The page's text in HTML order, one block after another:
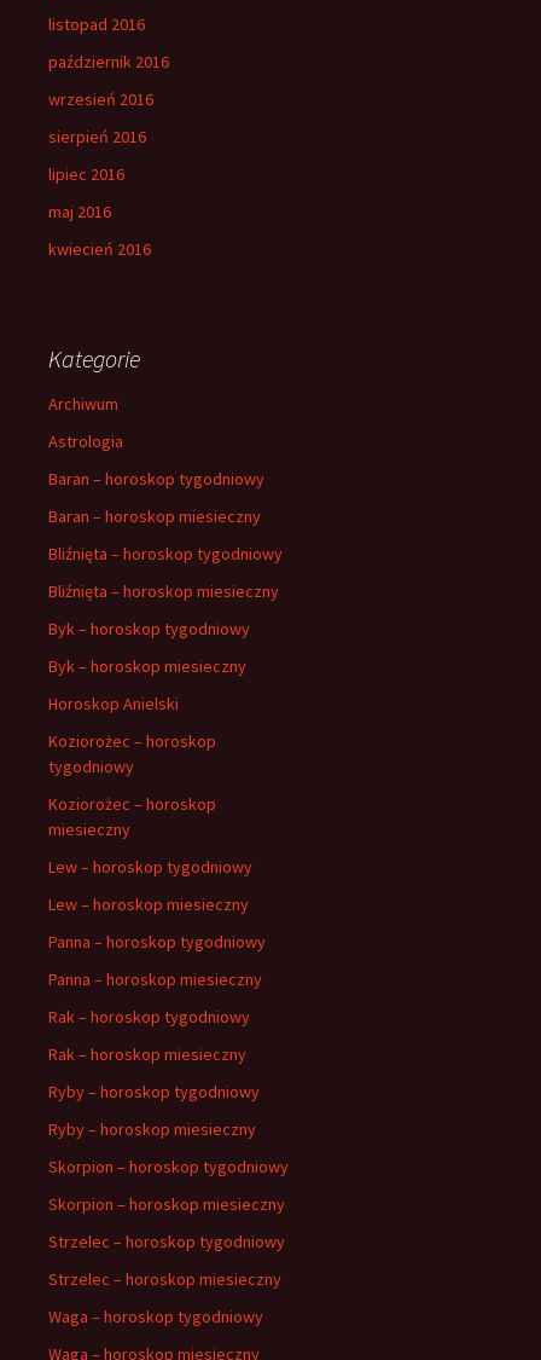
listopad 2016
październik 2016
wrzesień 2016
sierpień 2016
lipiec 2016
maj 2016
kwiecień 2016
Kategorie
Archiwum
Astrologia
Baran – horoskop tygodniowy
Baran – horoskop miesieczny
Bliźnięta – horoskop tygodniowy
Bliźnięta – horoskop miesieczny
Byk – horoskop tygodniowy
Byk – horoskop miesieczny
Horoskop Anielski
Koziorożec – horoskop
tygodniowy
Koziorożec – horoskop
miesieczny
Lew – horoskop tygodniowy
Lew – horoskop miesieczny
Panna – horoskop tygodniowy
Panna – horoskop miesieczny
Rak – horoskop tygodniowy
Rak – horoskop miesieczny
Ryby – horoskop tygodniowy
Ryby – horoskop miesieczny
Skorpion – horoskop tygodniowy
Skorpion – horoskop miesieczny
Strzelec – horoskop tygodniowy
Strzelec – horoskop miesieczny
Waga – horoskop tygodniowy
Waga – horoskop miesieczny